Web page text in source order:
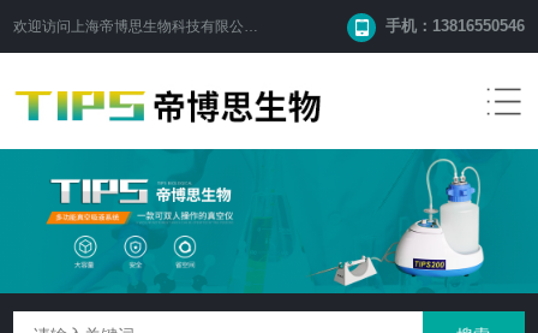
欢迎访问 上海帝博思生物科技有限公司 手机：13816550546